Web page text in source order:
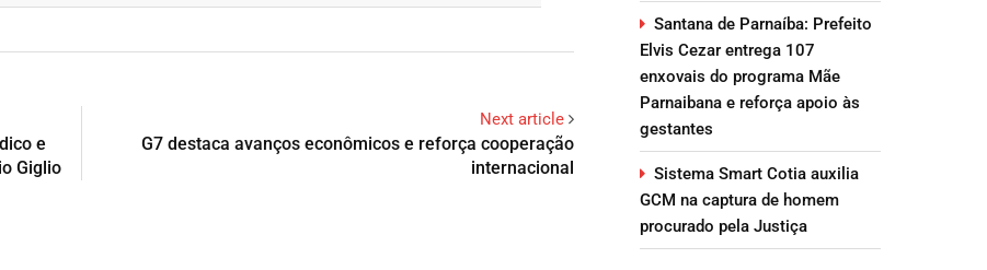
e
Giglio
Next article
G7 destaca avanços econômicos e reforça cooperação
internacional
Santana de Parnaíba: Prefeito
Elvis Cezar entrega 107
enxovais do programa Mãe
Parnaibana e reforça apoio às
gestantes
Sistema Smart Cotia auxilia
GCM na captura de homem
procurado pela Justiça